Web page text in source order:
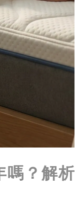
？解